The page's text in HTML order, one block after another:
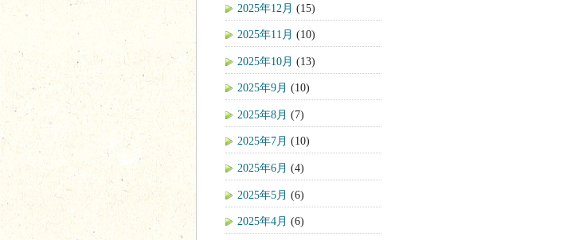
2025年12月 (15)
2025年11月 (10)
2025年10月 (13)
2025年9月 (10)
2025年8月 (7)
2025年7月 (10)
2025年6月 (4)
2025年5月 (6)
2025年4月 (6)